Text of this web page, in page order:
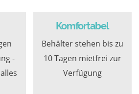
-
Komfortabel
Behälter stehen bis zu
10 Tagen mietfrei zur
Verfügung